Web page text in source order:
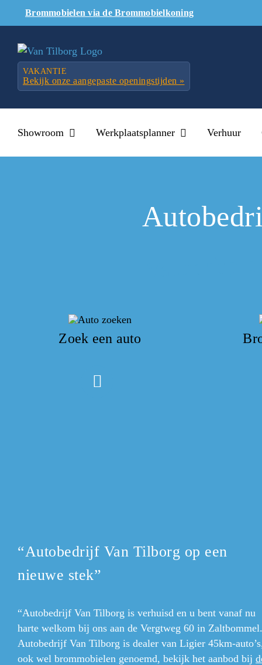
Brommobielen via de Brommobielkoning
VAKANTIE
Bekijk onze aangepaste openingstijden »
Showroom Werkplaatsplanner Verhuur
Zoek een auto
“Autobedrijf Van Tilborg op een
nieuwe stek”
“Autobedrijf Van Tilborg is verhuisd en u bent vanaf nu
harte welkom bij ons aan de Vergtweg 60 in Zaltbommel.
Autobedrijf Van Tilborg is dealer van Ligier 45km-
ook wel brommobielen genoemd, bekijk het aanbod bij